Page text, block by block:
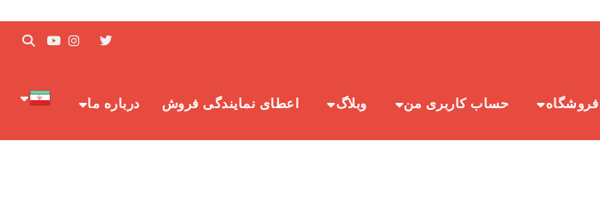
فروشگاه حساب کاربری من وبلاگ اعطای نمایندگی فروش درباره ما